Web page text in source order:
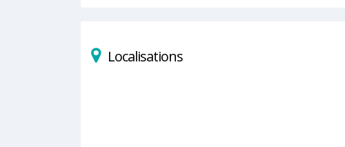
Localisations